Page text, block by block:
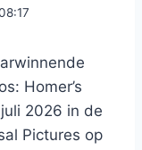
Homer’s
juli 2026 in de
Pictures op